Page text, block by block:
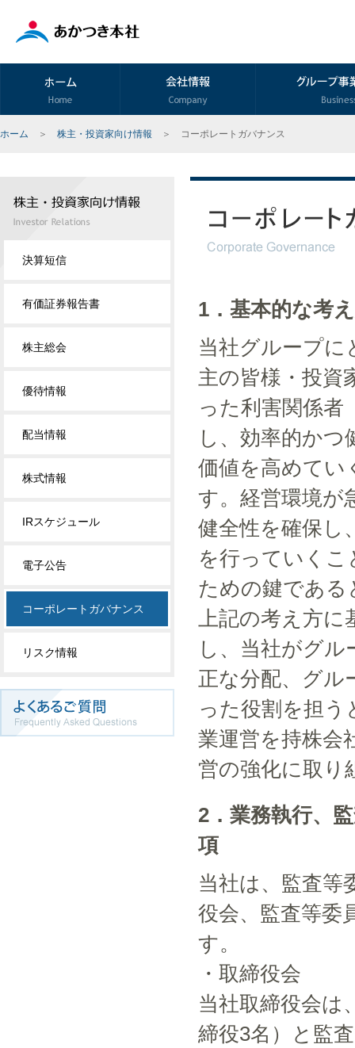
ホーム ＞ 株主・投資家向け情報 ＞ コーポレートガバナンス
決算短信
有価証券報告書
株主総会
優待情報
配当情報
株式情報
IRスケジュール
電子公告
コーポレートガバナンス
リスク情報
1．基本的な考
当社グループに
主の皆様・投資
った利害関係者
し、効率的かつ
価値を高めてい
す。経営環境が
健全性を確保し
を行っていくこ
ための鍵である
上記の考え方
し、当社がグル
正な分配、グル
った役割を担う
業運営を持株会
営の強化に取り
2．業務執行、
項
当社は、監査等
役会、監査等委
す。
・取締役会
当社取締役会は
締役3名）と監